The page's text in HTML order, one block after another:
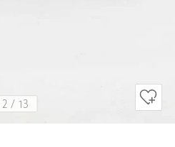
2 / 13